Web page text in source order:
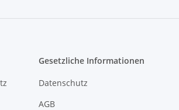
Gesetzliche Informationen
Datenschutz
AGB